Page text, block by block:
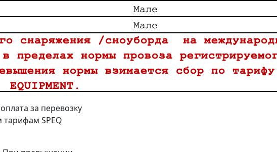
за перевозку
SPEQ